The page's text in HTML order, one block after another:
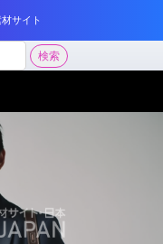
サイト
検索